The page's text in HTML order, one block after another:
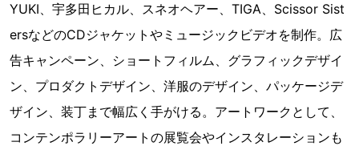
YUKI、宇多田ヒカル、スネオヘアー、TIGA、Scissor Sist
ersなどのCDジャケットやミュージックビデオを制作。広
告キャンペーン、ショートフィルム、グラフィックデザイ
ン、プロダクトデザイン、洋服のデザイン、パッケージデ
ザイン、装丁まで幅広く手がける。アートワークとして、
コンテンポラリーアートの展覧会やインスタレーションも